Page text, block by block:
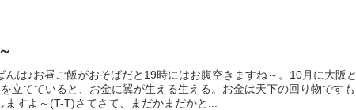
んは♪お昼ご飯がおそばだと19時にはお腹空きますね～。10月に大阪と
立てていると、お金に翼が生える生える。お金は天下の回り物ですも
すよ～(T-T)さてさて、まだかまだかと...